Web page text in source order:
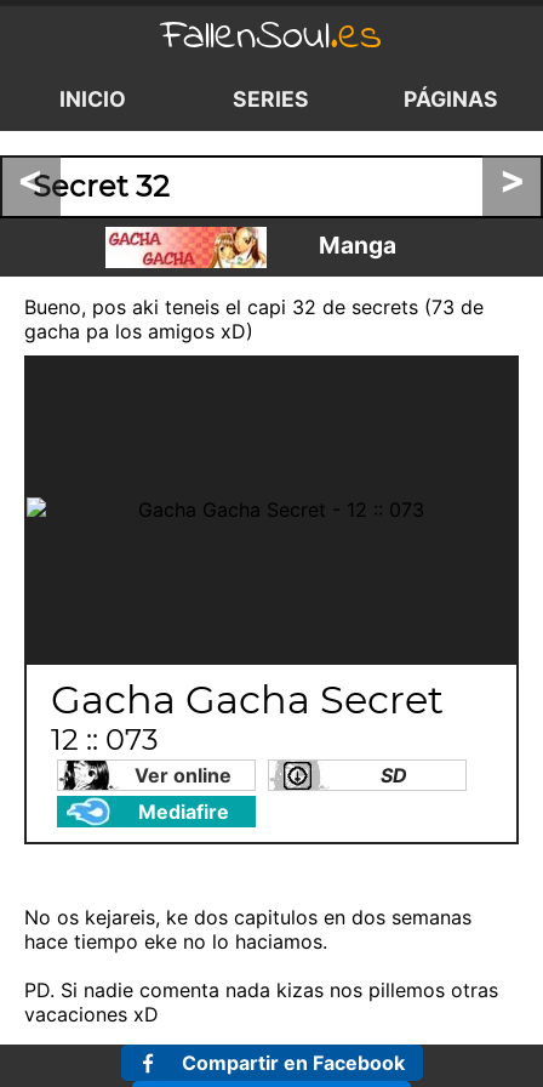
FallenSoul.es
INICIO SERIES PÁGINAS
< >
Secret 32
Manga
Bueno, pos aki teneis el capi 32 de secrets (73 de
gacha pa los amigos xD)
Gacha Gacha Secret
12 :: 073
Ver online
SD
Mediafire
No os kejareis, ke dos capitulos en dos semanas
hace tiempo eke no lo haciamos.
PD. Si nadie comenta nada kizas nos pillemos otras
vacaciones xD
Compartir en Facebook